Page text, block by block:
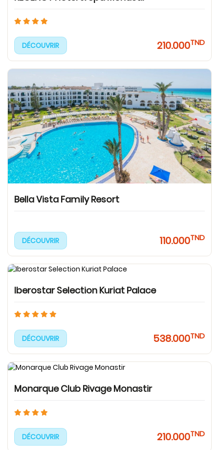
DÉCOUVRIR 210.000TND
Bella Vista Family Resort
DÉCOUVRIR 110.000TND
Iberostar Selection Kuriat Palace
DÉCOUVRIR 538.000TND
Monarque Club Rivage Monastir
DÉCOUVRIR 210.000TND